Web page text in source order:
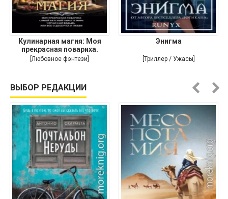
Кулинарная магия: Моя
прекрасная повариха.
Самый
[Любовное фэнтези]
Энигма
[Триллер / Ужасы]
ВЫБОР РЕДАКЦИИ